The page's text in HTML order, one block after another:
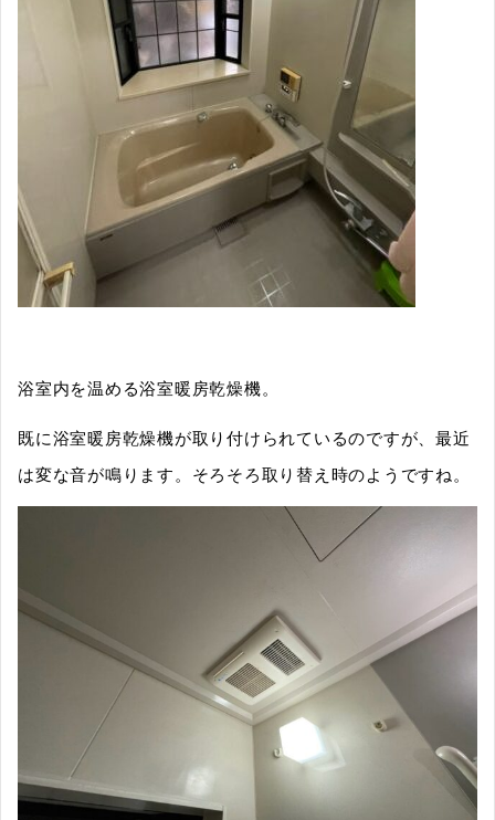
浴室内を温める浴室暖房乾燥機。
既に浴室暖房乾燥機が取り付けられているのですが、最近
は変な音が鳴ります。そろそろ取り替え時のようですね。